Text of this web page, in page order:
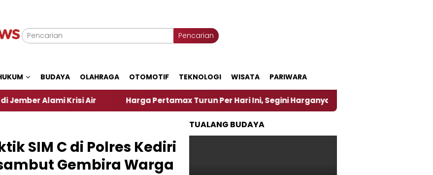
Pencarian
BUDAYA OLAHRAGA OTOMOTIF TEKNOLOGI WISATA PARIWARA
Krisi Air Harga Pertamax Turun Per Hari Ini, Segini Harganya ‎Nasirun Maestro Lukis
SIM C di Polres Kediri
Gembira Warga
TUALANG BUDAYA